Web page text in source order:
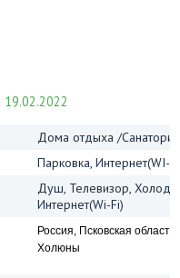
Дома отдыха /
Парковка, Интернет(WI-
Душ, Телевизор,
Интернет(Wi-Fi)
Россия, Псковская
Холюны